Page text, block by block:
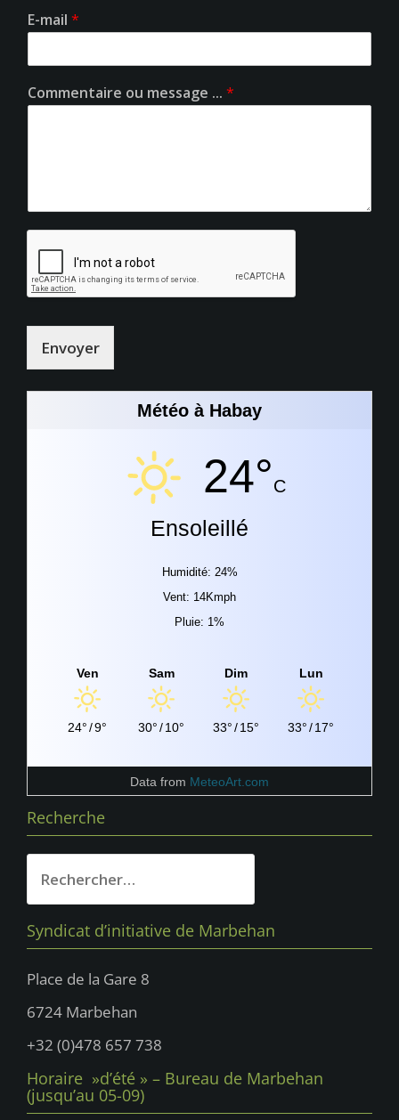
E-mail *
Commentaire ou message ... *
Envoyer
Météo à Habay
24°C
Ensoleillé
Humidité: 24%
Vent: 14Kmph
Pluie: 1%
Ven
24°/9°
Sam
30°/10°
Dim
33°/15°
Lun
33°/17°
Data from MeteoArt.com
Recherche
Syndicat d’initiative de Marbehan
Place de la Gare 8
6724 Marbehan
+32 (0)478 657 738
Horaire »d’été » – Bureau de Marbehan
(jusqu’au 05-09)